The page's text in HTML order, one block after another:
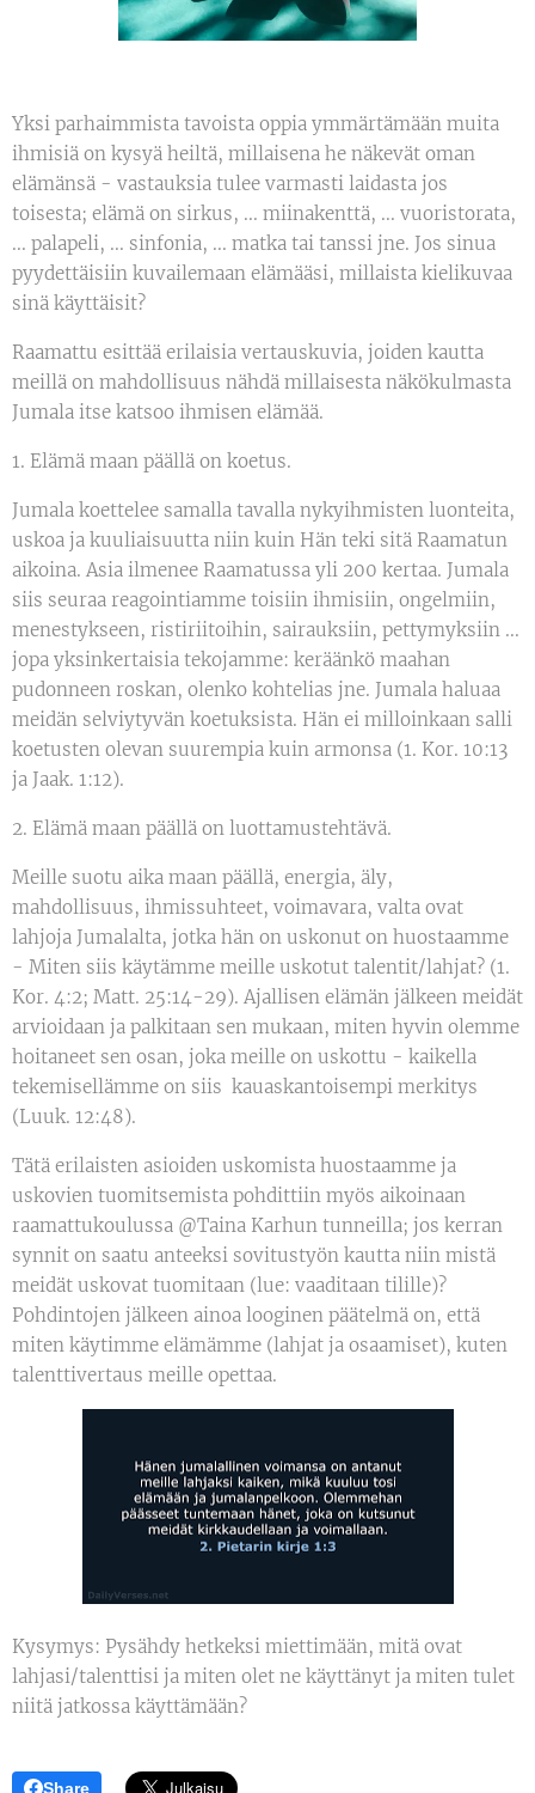
Yksi parhaimmista tavoista oppia ymmärtämään muita
ihmisiä on kysyä heiltä, millaisena he näkevät oman
elämänsä - vastauksia tulee varmasti laidasta jos
toisesta; elämä on sirkus, ... miinakenttä, ... vuoristorata,
... palapeli, ... sinfonia, ... matka tai tanssi jne. Jos sinua
pyydettäisiin kuvailemaan elämääsi, millaista kielikuvaa
sinä käyttäisit?
Raamattu esittää erilaisia vertauskuvia, joiden kautta
meillä on mahdollisuus nähdä millaisesta näkökulmasta
Jumala itse katsoo ihmisen elämää.
1. Elämä maan päällä on koetus.
Jumala koettelee samalla tavalla nykyihmisten luonteita,
uskoa ja kuuliaisuutta niin kuin Hän teki sitä Raamatun
aikoina. Asia ilmenee Raamatussa yli 200 kertaa. Jumala
siis seuraa reagointiamme toisiin ihmisiin, ongelmiin,
menestykseen, ristiriitoihin, sairauksiin, pettymyksiin ...
jopa yksinkertaisia tekojamme: keräänkö maahan
pudonneen roskan, olenko kohtelias jne. Jumala haluaa
meidän selviytyvän koetuksista. Hän ei milloinkaan salli
koetusten olevan suurempia kuin armonsa (1. Kor. 10:13
ja Jaak. 1:12).
2. Elämä maan päällä on luottamustehtävä.
Meille suotu aika maan päällä, energia, äly,
mahdollisuus, ihmissuhteet, voimavara, valta ovat
lahjoja Jumalalta, jotka hän on uskonut on huostaamme
- Miten siis käytämme meille uskotut talentit/lahjat? (1.
Kor. 4:2; Matt. 25:14-29). Ajallisen elämän jälkeen meidät
arvioidaan ja palkitaan sen mukaan, miten hyvin olemme
hoitaneet sen osan, joka meille on uskottu - kaikella
tekemisellämme on siis kauaskantoisempi merkitys
(Luuk. 12:48).
Tätä erilaisten asioiden uskomista huostaamme ja
uskovien tuomitsemista pohdittiin myös aikoinaan
raamattukoulussa @Taina Karhun tunneilla; jos kerran
synnit on saatu anteeksi sovitustyön kautta niin mistä
meidät uskovat tuomitaan (lue: vaaditaan tilille)?
Pohdintojen jälkeen ainoa looginen päätelmä on, että
miten käytimme elämämme (lahjat ja osaamiset), kuten
talenttivertaus meille opettaa.
Kysymys: Pysähdy hetkeksi miettimään, mitä ovat
lahjasi/talenttisi ja miten olet ne käyttänyt ja miten tulet
niitä jatkossa käyttämään?
Share